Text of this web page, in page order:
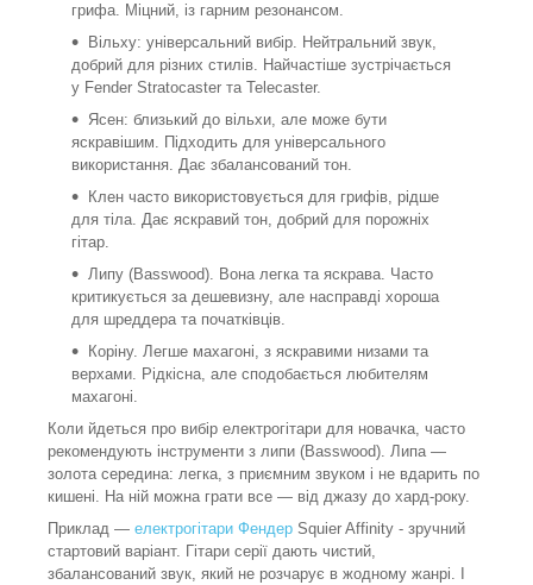
грифа. Міцний, із гарним резонансом.
Вільху: універсальний вибір. Нейтральний звук,
добрий для різних стилів. Найчастіше зустрічається
у Fender Stratocaster та Telecaster.
Ясен: близький до вільхи, але може бути
яскравішим. Підходить для універсального
використання. Дає збалансований тон.
Клен часто використовується для грифів, рідше
для тіла. Дає яскравий тон, добрий для порожніх
гітар.
Липу (Basswood). Вона легка та яскрава. Часто
критикується за дешевизну, але насправді хороша
для шреддера та початківців.
Коріну. Легше махагоні, з яскравими низами та
верхами. Рідкісна, але сподобається любителям
махагоні.
Коли йдеться про вибір електрогітари для новачка, часто
рекомендують інструменти з липи (Basswood). Липа —
золота середина: легка, з приємним звуком і не вдарить по
кишені. На ній можна грати все — від джазу до хард-року.
Приклад — електрогітари Фендер Squier Affinity - зручний
стартовий варіант. Гітари серії дають чистий,
збалансований звук, який не розчарує в жодному жанрі. І